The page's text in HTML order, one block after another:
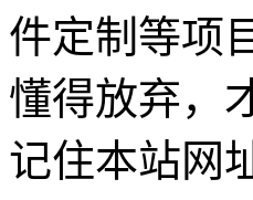
件定制等项
懂得放弃，
记住本站网